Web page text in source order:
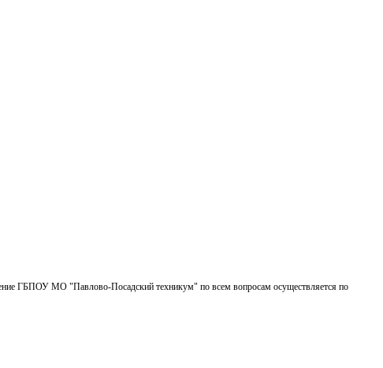
ГБПОУ МО "Павлово-Посадский техникум" по всем вопросам осуществляется по